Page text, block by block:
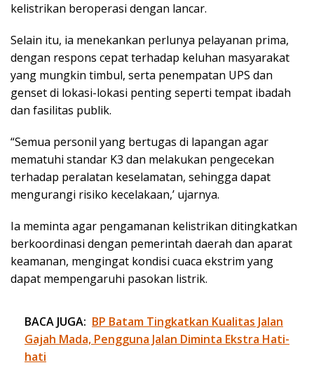
kelistrikan beroperasi dengan lancar.
Selain itu, ia menekankan perlunya pelayanan prima,
dengan respons cepat terhadap keluhan masyarakat
yang mungkin timbul, serta penempatan UPS dan
genset di lokasi-lokasi penting seperti tempat ibadah
dan fasilitas publik.
“Semua personil yang bertugas di lapangan agar
mematuhi standar K3 dan melakukan pengecekan
terhadap peralatan keselamatan, sehingga dapat
mengurangi risiko kecelakaan,’ ujarnya.
Ia meminta agar pengamanan kelistrikan ditingkatkan
berkoordinasi dengan pemerintah daerah dan aparat
keamanan, mengingat kondisi cuaca ekstrim yang
dapat mempengaruhi pasokan listrik.
BACA JUGA: BP Batam Tingkatkan Kualitas Jalan
Gajah Mada, Pengguna Jalan Diminta Ekstra Hati-
hati